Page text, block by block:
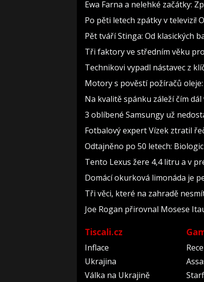
Ewa Farna a nelehké začátky:
Po pěti letech zpátky v televizi!
Pět tváří Stinga: Od klasických
Tři faktory ve středním věku
Technikovi vypadl nástavec z
Motory s pověstí požíračů
Na kvalitě spánku záleží čím
3 oblíbené Samsungy už
Fotbalový expert Vízek ztratil
Odtajněno po 50 letech:
Tento Lexus žere 4,4 litru a v
Domácí okurková limonáda je
Tři věci, které na zahradě
Joe Rogan přirovnal Mosese
Tiscali.cz
Inflace
Ukrajina
Válka na Ukrajině